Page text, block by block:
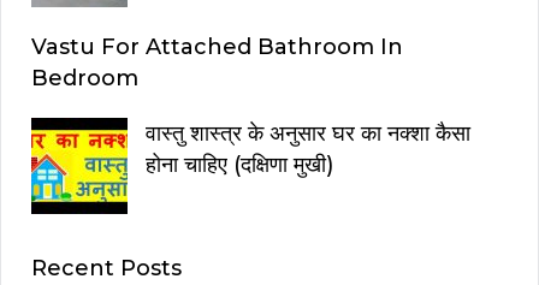
Vastu For Attached Bathroom In
Bedroom
वास्तु शास्त्र के अनुसार घर का नक्शा कैसा
होना चाहिए (दक्षिणा मुखी)
Recent Posts